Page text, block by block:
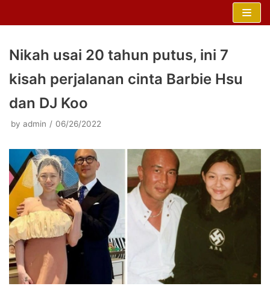
Nikah usai 20 tahun putus, ini 7
kisah perjalanan cinta Barbie Hsu
dan DJ Koo
by admin 06/26/2022